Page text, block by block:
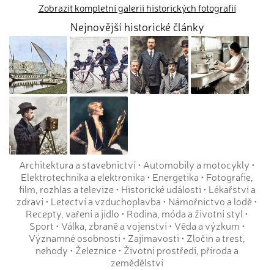
Zobrazit kompletní galerii historických fotografií
Nejnovější historické články
Architektura a stavebnictví• Automobily a motocykly •
Elektrotechnika a elektronika • Energetika • Fotografie,
film, rozhlas a televize• Historické události • Lékařství a
zdraví• Letectví a vzduchoplavba • Námořnictvo a lodě•
Recepty, vaření a jídlo • Rodina, móda a životní styl •
Sport • Válka, zbraně a vojenství• Věda a výzkum •
Významné osobnosti • Zajímavosti • Zločin a trest,
nehody • Železnice• Životní prostředí, příroda a
zemědělství